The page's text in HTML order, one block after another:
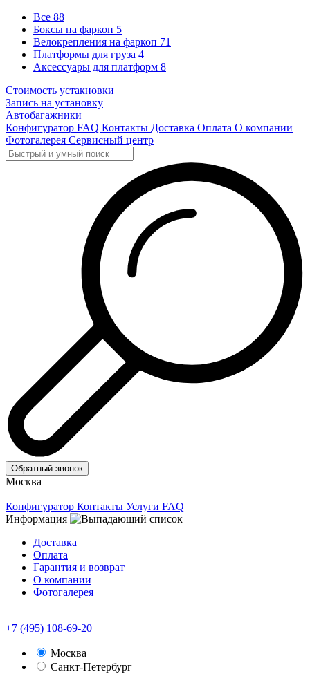
Все 88
Боксы на фаркоп 5
Велокрепления на фаркоп 71
Платформы для груза 4
Аксессуары для платформ 8
Стоимость устакновки
Запись на установку
Автобагажники
Конфигуратор FAQ Контакты Доставка Оплата О компании
Фотогалерея Сервисный центр
Обратный звонок
Москва
Конфигуратор Контакты Услуги FAQ
Информация
Доставка
Оплата
Гарантия и возврат
О компании
Фотогалерея
+7 (495) 108-69-20
Москва
Санкт-Петербург